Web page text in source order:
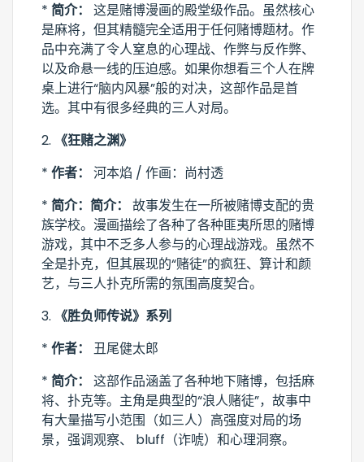
* 简介：
这是赌博漫画的殿堂级作品。虽然核心
是麻将，但其精髓完全适用于任何赌博题材。作
品中充满了令人窒息的心理战、作弊与反作弊、
以及命悬一线的压迫感。如果你想看三个人在牌
桌上进行“脑内风暴”般的对决，这部作品是首
选。其中有很多经典的三人对局。
2. 《狂赌之渊》
* 作者：
河本焰 / 作画：尚村透
* 简介：简介：
故事发生在一所被赌博支配的贵
族学校。漫画描绘了各种了各种匪夷所思的赌博
游戏，其中不乏多人参与的心理战游戏。虽然不
全是扑克，但其展现的“赌徒”的疯狂、算计和颜
艺，与三人扑克所需的氛围高度契合。
3. 《胜负师传说》系列
* 作者：
丑尾健太郎
* 简介：
这部作品涵盖了各种地下赌博，包括麻
将、扑克等。主角是典型的“浪人赌徒”，故事中
有大量描写小范围（如三人）高强度对局的场
景，强调观察、 bluff（诈唬）和心理洞察。